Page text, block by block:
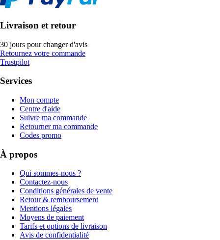
Livraison et retour
30 jours pour changer d'avis
Retournez votre commande
Trustpilot
Services
Mon compte
Centre d'aide
Suivre ma commande
Retourner ma commande
Codes promo
À propos
Qui sommes-nous ?
Contactez-nous
Conditions générales de vente
Retour & remboursement
Mentions légales
Moyens de paiement
Tarifs et options de livraison
Avis de confidentialité